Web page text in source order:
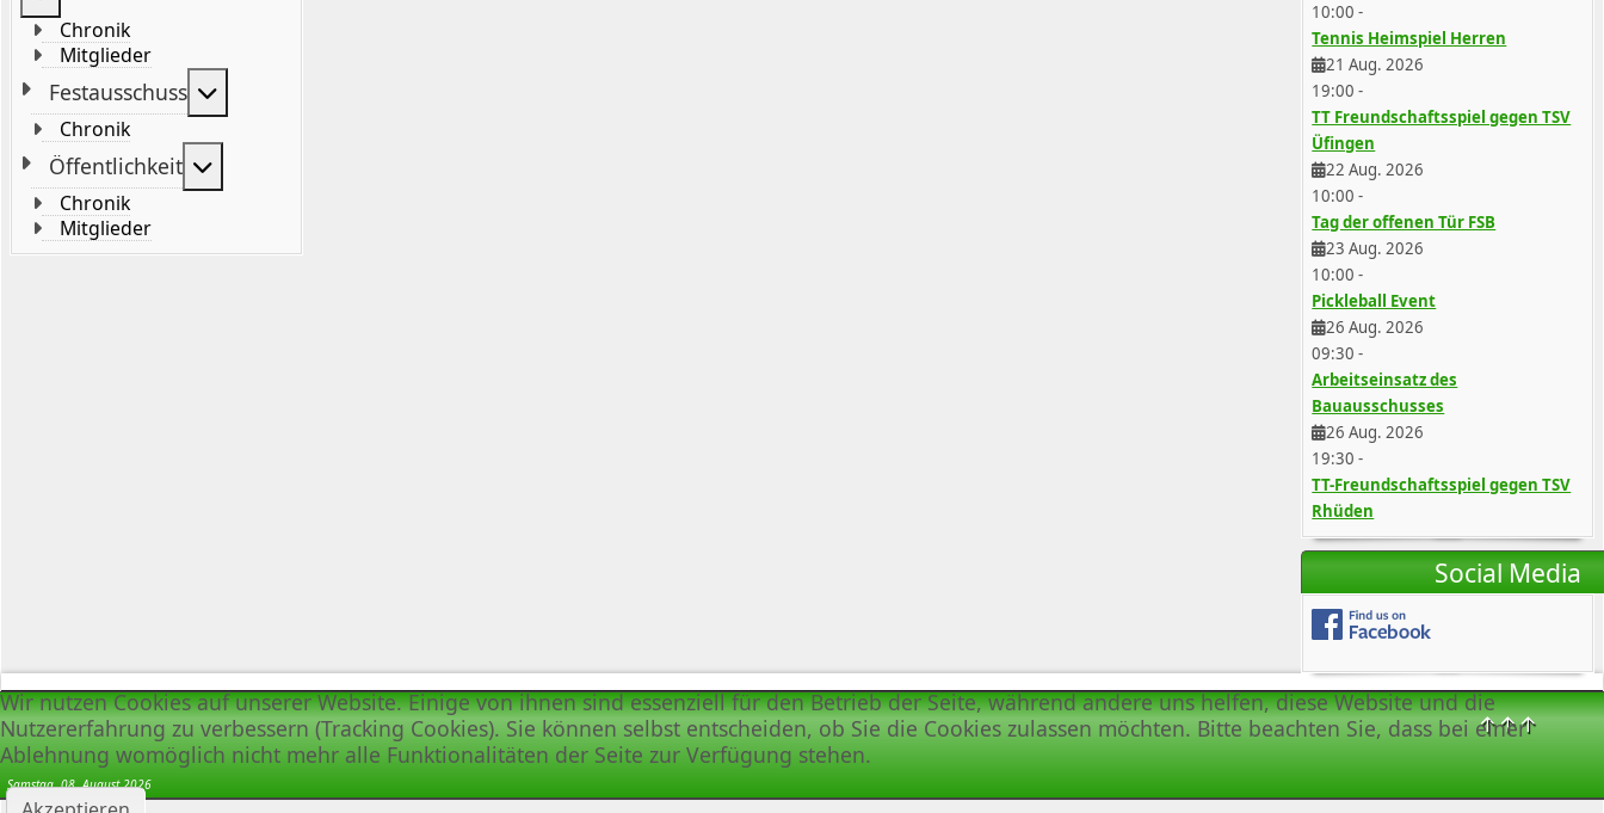
↑↑↑
Samstag, 08. August 2026
Chronik
Mitglieder
Festausschuss
Chronik
Öffentlichkeit
Chronik
Mitglieder
10:00 -
Tennis Heimspiel Herren
21 Aug. 2026
19:00 -
TT Freundschaftsspiel gegen TSV
Üfingen
22 Aug. 2026
10:00 -
Tag der offenen Tür FSB
23 Aug. 2026
10:00 -
Pickleball Event
26 Aug. 2026
09:30 -
Arbeitseinsatz des
Bauausschusses
26 Aug. 2026
19:30 -
TT-Freundschaftsspiel gegen TSV
Rhüden
Social Media
Wir nutzen Cookies auf unserer Website. Einige von ihnen sind essenziell für den Betrieb der Seite, während andere uns helfen, diese Website und die
Nutzererfahrung zu verbessern (Tracking Cookies). Sie können selbst entscheiden, ob Sie die Cookies zulassen möchten. Bitte beachten Sie, dass bei einer
Ablehnung womöglich nicht mehr alle Funktionalitäten der Seite zur Verfügung stehen.